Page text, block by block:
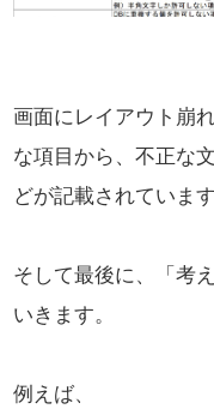
画面にレイアウト崩
な項目から、 不正な
どが記載されています
そして最後に、「考
いきます。
例えば、